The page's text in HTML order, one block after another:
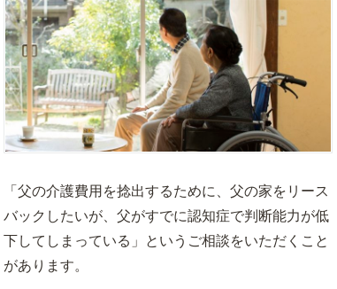
無料相談・査定
専門家紹介
活用事例
リースバックQ&A
事業用不動産のリースバック
お客様の声
「父の介護費用を捻出するために、父の家をリース
バックしたいが、父がすでに認知症で判断能力が低
下してしまっている」というご相談をいただくこと
があります。